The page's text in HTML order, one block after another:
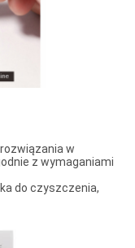
w
z wymaganiami
do czyszczenia,